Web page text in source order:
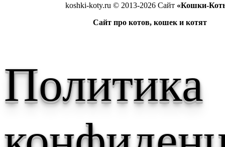
koshki-koty.ru © 2013-2026 Сайт «Кошки-
Сайт про котов, кошек и котят
Политика